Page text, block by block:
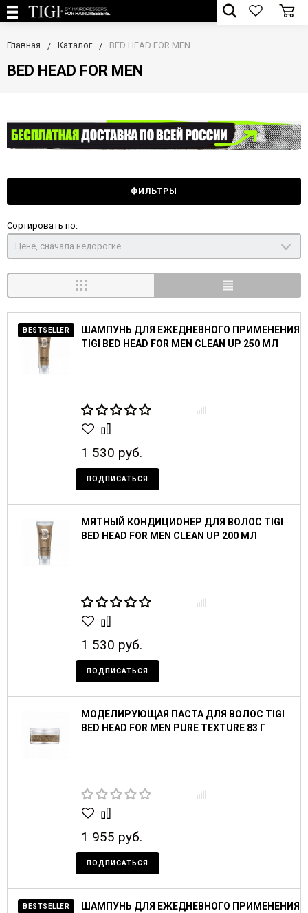
Главная Каталог BED HEAD FOR MEN
BED HEAD FOR MEN
ФИЛЬТРЫ
Сортировать по:
Цене, сначала недорогие
BESTSELLER
ШАМПУНЬ ДЛЯ ЕЖЕДНЕВНОГО ПРИМЕНЕНИЯ
TIGI BED HEAD FOR MEN CLEAN UP 250 МЛ
1 530 руб.
ПОДПИСАТЬСЯ
МЯТНЫЙ КОНДИЦИОНЕР ДЛЯ ВОЛОС TIGI
BED HEAD FOR MEN CLEAN UP 200 МЛ
1 530 руб.
ПОДПИСАТЬСЯ
МОДЕЛИРУЮЩАЯ ПАСТА ДЛЯ ВОЛОС TIGI
BED HEAD FOR MEN PURE TEXTURE 83 Г
1 955 руб.
ПОДПИСАТЬСЯ
BESTSELLER
ШАМПУНЬ ДЛЯ ЕЖЕДНЕВНОГО ПРИМЕНЕНИЯ